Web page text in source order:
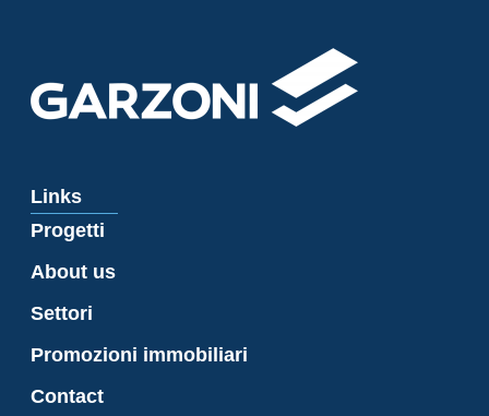
Links
Progetti
About us
Settori
Promozioni immobiliari
Contact